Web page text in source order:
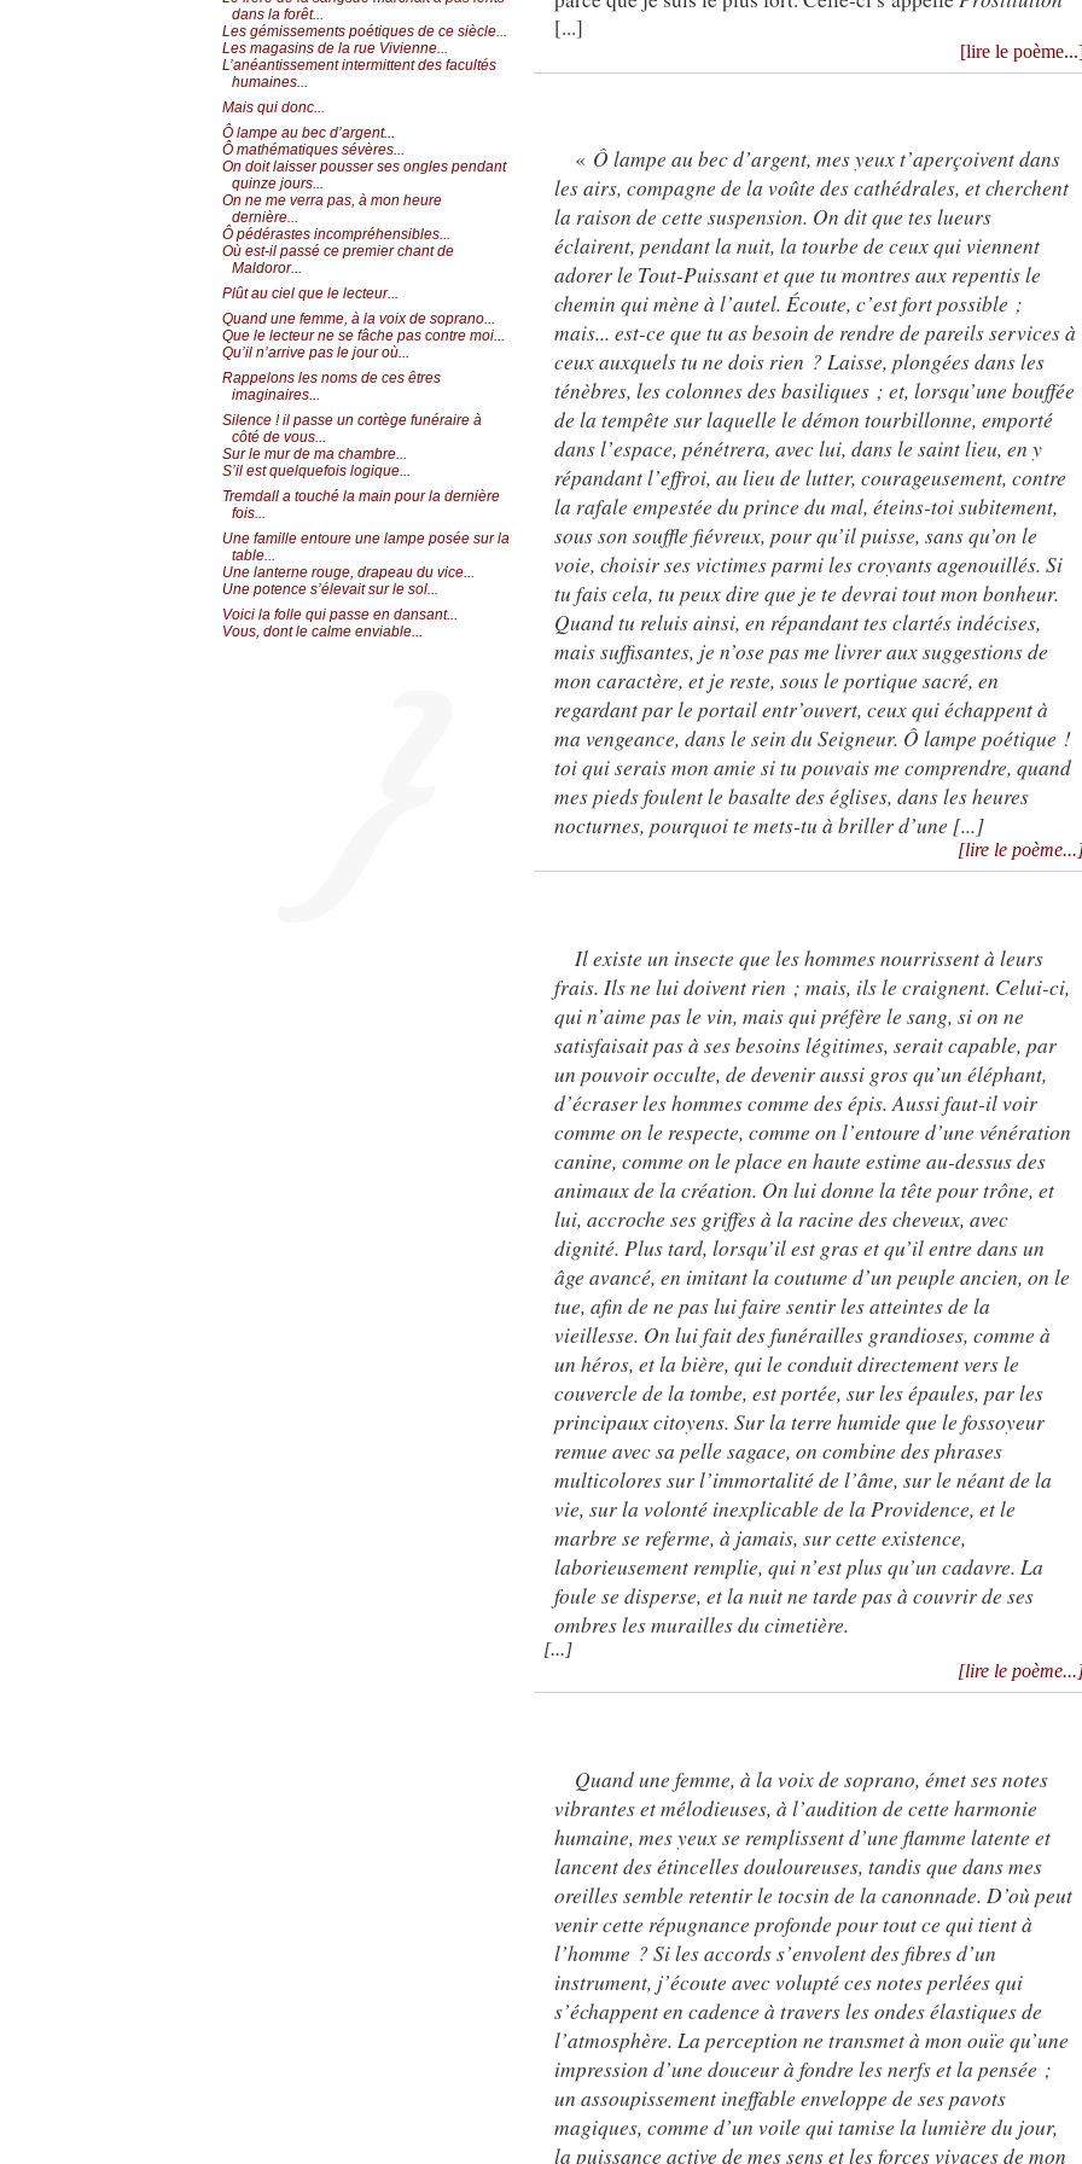
dans la forêt...
Les gémissements poétiques de ce siècle...
Les magasins de la rue Vivienne...
L’anéantissement intermittent des facultés
humaines...
Mais qui donc...
Ô lampe au bec d’argent...
Ô mathématiques sévères...
On doit laisser pousser ses ongles pendant
quinze jours...
On ne me verra pas, à mon heure
dernière...
Ô pédérastes incompréhensibles...
Où est-il passé ce premier chant de
Maldoror...
Plût au ciel que le lecteur...
Quand une femme, à la voix de soprano...
Que le lecteur ne se fâche pas contre moi...
Qu’il n’arrive pas le jour où...
Rappelons les noms de ces êtres
imaginaires...
Silence ! il passe un cortège funéraire à
côté de vous...
Sur le mur de ma chambre...
S’il est quelquefois logique...
Tremdall a touché la main pour la dernière
fois...
Une famille entoure une lampe posée sur la
table...
Une lanterne rouge, drapeau du vice...
Une potence s’élevait sur le sol...
Voici la folle qui passe en dansant...
Vous, dont le calme enviable...
[...]
[lire le
« Ô lampe au bec d’argent, mes yeux t’aperçoivent dans
les airs, compagne de la voûte des cathédrales, et cherchent
la raison de cette suspension. On dit que tes lueurs
éclairent, pendant la nuit, la tourbe de ceux qui viennent
adorer le Tout-Puissant et que tu montres aux repentis le
chemin qui mène à l’autel. Écoute, c’est fort possible ;
mais... est-ce que tu as besoin de rendre de pareils services à
ceux auxquels tu ne dois rien ? Laisse, plongées dans les
ténèbres, les colonnes des basiliques ; et, lorsqu’une bouffée
de la tempête sur laquelle le démon tourbillonne, emporté
dans l’espace, pénétrera, avec lui, dans le saint lieu, en y
répandant l’effroi, au lieu de lutter, courageusement, contre
la rafale empestée du prince du mal, éteins-toi subitement,
sous son souffle fiévreux, pour qu’il puisse, sans qu’on le
voie, choisir ses victimes parmi les croyants agenouillés. Si
tu fais cela, tu peux dire que je te devrai tout mon bonheur.
Quand tu reluis ainsi, en répandant tes clartés indécises,
mais suffisantes, je n’ose pas me livrer aux suggestions de
mon caractère, et je reste, sous le portique sacré, en
regardant par le portail entr’ouvert, ceux qui échappent à
ma vengeance, dans le sein du Seigneur. Ô lampe poétique !
toi qui serais mon amie si tu pouvais me comprendre, quand
mes pieds foulent le basalte des églises, dans les heures
nocturnes, pourquoi te mets-tu à briller d’une [...]
[lire le
Il existe un insecte que les hommes nourrissent à leurs
frais. Ils ne lui doivent rien ; mais, ils le craignent. Celui-ci,
qui n’aime pas le vin, mais qui préfère le sang, si on ne
satisfaisait pas à ses besoins légitimes, serait capable, par
un pouvoir occulte, de devenir aussi gros qu’un éléphant,
d’écraser les hommes comme des épis. Aussi faut-il voir
comme on le respecte, comme on l’entoure d’une vénération
canine, comme on le place en haute estime au-dessus des
animaux de la création. On lui donne la tête pour trône, et
lui, accroche ses griffes à la racine des cheveux, avec
dignité. Plus tard, lorsqu’il est gras et qu’il entre dans un
âge avancé, en imitant la coutume d’un peuple ancien, on le
tue, afin de ne pas lui faire sentir les atteintes de la
vieillesse. On lui fait des funérailles grandioses, comme à
un héros, et la bière, qui le conduit directement vers le
couvercle de la tombe, est portée, sur les épaules, par les
principaux citoyens. Sur la terre humide que le fossoyeur
remue avec sa pelle sagace, on combine des phrases
multicolores sur l’immortalité de l’âme, sur le néant de la
vie, sur la volonté inexplicable de la Providence, et le
marbre se referme, à jamais, sur cette existence,
laborieusement remplie, qui n’est plus qu’un cadavre. La
foule se disperse, et la nuit ne tarde pas à couvrir de ses
ombres les murailles du cimetière.
[...]
[lire le
Quand une femme, à la voix de soprano, émet ses notes
vibrantes et mélodieuses, à l’audition de cette harmonie
humaine, mes yeux se remplissent d’une flamme latente et
lancent des étincelles douloureuses, tandis que dans mes
oreilles semble retentir le tocsin de la canonnade. D’où peut
venir cette répugnance profonde pour tout ce qui tient à
l’homme ? Si les accords s’envolent des fibres d’un
instrument, j’écoute avec volupté ces notes perlées qui
s’échappent en cadence à travers les ondes élastiques de
l’atmosphère. La perception ne transmet à mon ouïe qu’une
impression d’une douceur à fondre les nerfs et la pensée ;
un assoupissement ineffable enveloppe de ses pavots
magiques, comme d’un voile qui tamise la lumière du jour,
la puissance active de mes sens et les forces vivaces de mon